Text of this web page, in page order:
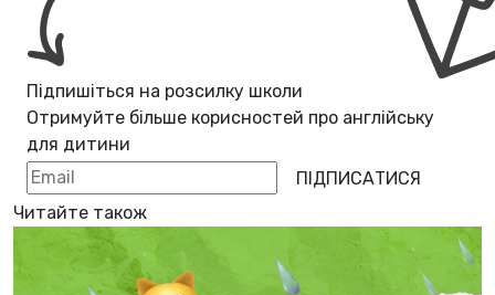
Підпишіться на розсилку школи
Отримуйте більше корисностей про англійську
для дитини
ПІДПИСАТИСЯ
Читайте також